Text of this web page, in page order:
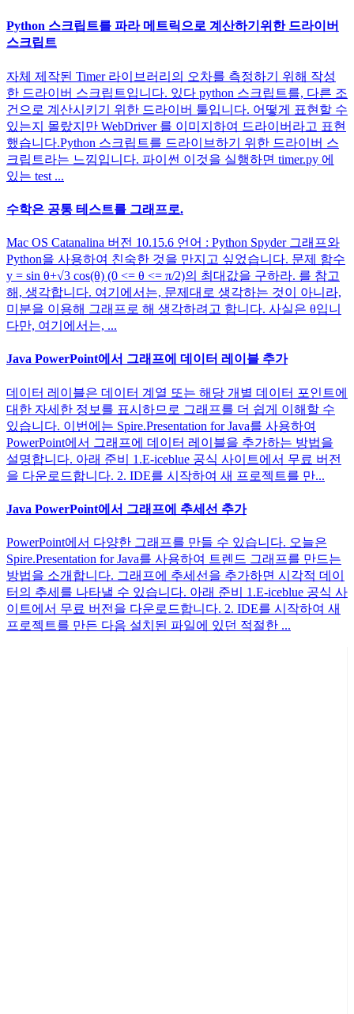
Python 스크립트를 파라 메트릭으로 계산하기위한 드라이버
스크립트
자체 제작된 Timer 라이브러리의 오차를 측정하기 위해 작성
한 드라이버 스크립트입니다. 있다 python 스크립트를, 다른 조
건으로 계산시키기 위한 드라이버 툴입니다. 어떻게 표현할 수
있는지 몰랐지만 WebDriver 를 이미지하여 드라이버라고 표현
했습니다.Python 스크립트를 드라이브하기 위한 드라이버 스
크립트라는 느낌입니다. 파이썬 이것을 실행하면 timer.py 에
있는 test ...
수학은 공통 테스트를 그래프로.
Mac OS Catanalina 버전 10.15.6 언어 : Python Spyder 그래프와
Python을 사용하여 친숙한 것을 만지고 싶었습니다. 문제 함수
y = sin θ+√3 cos(θ) (0 <= θ <= π/2)의 최대값을 구하라. 를 참고
해, 생각합니다. 여기에서는, 문제대로 생각하는 것이 아니라,
미분을 이용해 그래프로 해 생각하려고 합니다. 사실은 θ입니
다만, 여기에서는, ...
Java PowerPoint에서 그래프에 데이터 레이블 추가
데이터 레이블은 데이터 계열 또는 해당 개별 데이터 포인트에
대한 자세한 정보를 표시하므로 그래프를 더 쉽게 이해할 수
있습니다. 이번에는 Spire.Presentation for Java를 사용하여
PowerPoint에서 그래프에 데이터 레이블을 추가하는 방법을
설명합니다. 아래 준비 1.E-iceblue 공식 사이트에서 무료 버전
을 다운로드합니다. 2. IDE를 시작하여 새 프로젝트를 만...
Java PowerPoint에서 그래프에 추세선 추가
PowerPoint에서 다양한 그래프를 만들 수 있습니다. 오늘은
Spire.Presentation for Java를 사용하여 트렌드 그래프를 만드는
방법을 소개합니다. 그래프에 추세선을 추가하면 시각적 데이
터의 추세를 나타낼 수 있습니다. 아래 준비 1.E-iceblue 공식 사
이트에서 무료 버전을 다운로드합니다. 2. IDE를 시작하여 새
프로젝트를 만든 다음 설치된 파일에 있던 적절한 ...